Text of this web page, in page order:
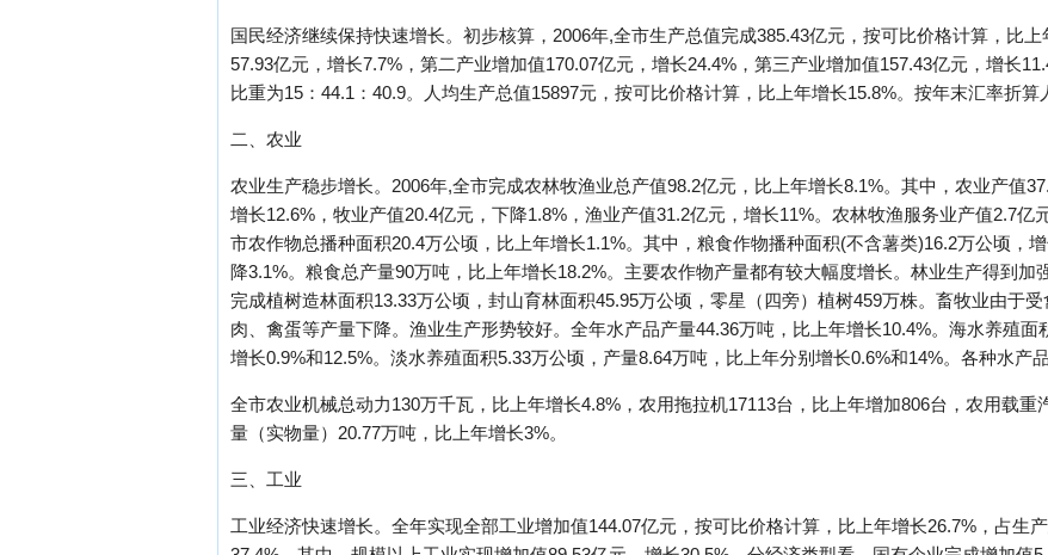
国民经济继续保持快速增长。初步核算，2006年,全市生产总值完成385.43亿元，按可比价格计算，比
57.93亿元，增长7.7%，第二产业增加值170.07亿元，增长24.4%，第三产业增加值157.43亿元，增长
比重为15：44.1：40.9。人均生产总值15897元，按可比价格计算，比上年增长15.8%。按年末汇率折算
二、农业
农业生产稳步增长。2006年,全市完成农林牧渔业总产值98.2亿元，比上年增长8.1%。其中，农业产值
增长12.6%，牧业产值20.4亿元，下降1.8%，渔业产值31.2亿元，增长11%。农林牧渔服务业产值2.7亿
市农作物总播种面积20.4万公顷，比上年增长1.1%。其中，粮食作物播种面积(不含薯类)16.2万公顷，
降3.1%。粮食总产量90万吨，比上年增长18.2%。主要农作物产量都有较大幅度增长。林业生产得到加
完成植树造林面积13.33万公顷，封山育林面积45.95万公顷，零星（四旁）植树459万株。畜牧业由于
肉、禽蛋等产量下降。渔业生产形势较好。全年水产品产量44.36万吨，比上年增长10.4%。海水养殖面
增长0.9%和12.5%。淡水养殖面积5.33万公顷，产量8.64万吨，比上年分别增长0.6%和14%。各种水产
全市农业机械总动力130万千瓦，比上年增长4.8%，农用拖拉机17113台，比上年增加806台，农用载重
量（实物量）20.77万吨，比上年增长3%。
三、工业
工业经济快速增长。全年实现全部工业增加值144.07亿元，按可比价格计算，比上年增长26.7%，占生